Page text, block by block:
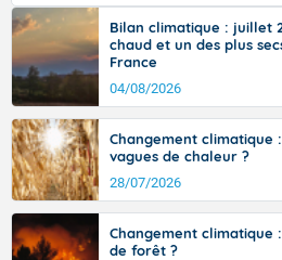
bleue. Les maximales
sur les côtes de Manche et sur
35 sur le reste de l'hexagone, et
en basse vallée du Rhône, dans
Provence.
vent turbulent soufflant de secteur nord-
ouest, dans un secteur qui part du
l’ouest de l’Hérault. L’étymologie de ce
signifiant au-delà des monts, en allusion
d’où provient ce vent.
Bilan climatique : juillet
chaud et un des plus
France
04/08/2026
Changement climatique
vagues de chaleur ?
28/07/2026
Changement climatique
de forêt ?